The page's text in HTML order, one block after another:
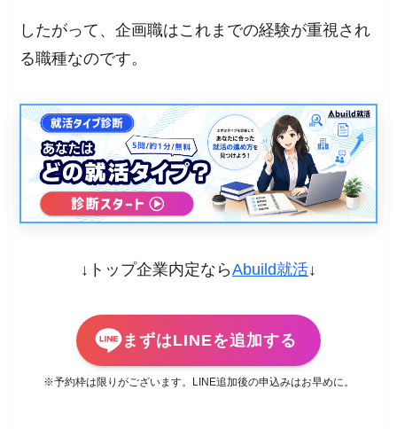
したがって、企画職はこれまでの経験が重視され
る職種なのです。
↓トップ企業内定ならAbuild就活↓
まずはLINEを追加する
※予約枠は限りがございます。LINE追加後の申込みはお早めに。